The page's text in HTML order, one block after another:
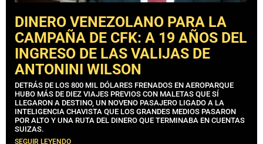
DINERO VENEZOLANO PARA LA
CAMPAÑA DE CFK: A 19 AÑOS DEL
INGRESO DE LAS VALIJAS DE
ANTONINI WILSON
DETRÁS DE LOS 800 MIL DÓLARES FRENADOS EN AEROPARQUE
HUBO MÁS DE DIEZ VIAJES PREVIOS CON MALETAS QUE SÍ
LLEGARON A DESTINO, UN NOVENO PASAJERO LIGADO A LA
INTELIGENCIA CHAVISTA QUE LOS GRANDES MEDIOS PASARON
POR ALTO Y UNA RUTA DEL DINERO QUE TERMINABA EN CUENTAS
SUIZAS.
SEGUIR LEYENDO